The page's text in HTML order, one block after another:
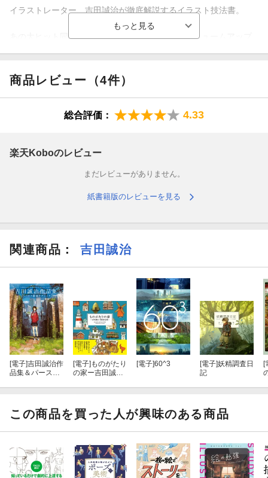
イラストレーター、吉田誠治が徹底解説するイラスト技法書。
あの大ヒット同人誌『TIPS！』が100ページのボリュームアップ
パースを使わない背景、身の回りの色々なモノの描き方、遠近感
の表現、色選び、面の捉え方、塗りの基本…などなど。
すぐに使えるテクから、イラストの完成度を上げるちょっとした
各項目は1〜4ページの短いヒント形式なので、どこから読んでも
わかりやすく丁寧な解説で、イラスト初心者から上級者まで活用
みてください。
さらに、一部作例の「メイキング動画」のダウンロードURLも掲
載。
プロがどう描き出し、どう仕上げるのか、実際の作業工程が動画
で確認できます！
〈こんな方にオススメ〉
・背景とキャラクターの組み合わせに悩んでいる方
・イラストの配色や塗り方に悩んでいる方
商品レビュー（4件）
総合評価： 4.33
楽天Koboのレビュー
まだレビューがありません。
紙書籍版のレビューを見る
関連商品 ： 吉田誠治
[電子]吉田誠治作
品集＆パース徹
[電子]ものがたり
の家ー吉田誠治
[電子]60^3 [電子]妖精調査日
記
[
この商品を買った人が興味のある商品